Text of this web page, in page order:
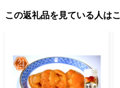
この返礼品を見ている人は